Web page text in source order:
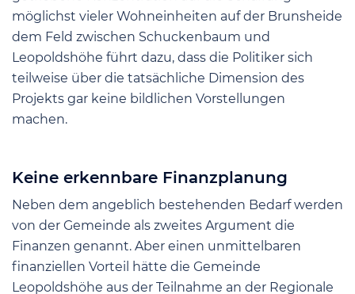
möglichst vieler Wohneinheiten auf der Brunsheide
dem Feld zwischen Schuckenbaum und
Leopoldshöhe führt dazu, dass die Politiker sich
teilweise über die tatsächliche Dimension des
Projekts gar keine bildlichen Vorstellungen
machen.
Keine erkennbare Finanzplanung
Neben dem angeblich bestehenden Bedarf werden
von der Gemeinde als zweites Argument die
Finanzen genannt. Aber einen unmittelbaren
finanziellen Vorteil hätte die Gemeinde
Leopoldshöhe aus der Teilnahme an der Regionale